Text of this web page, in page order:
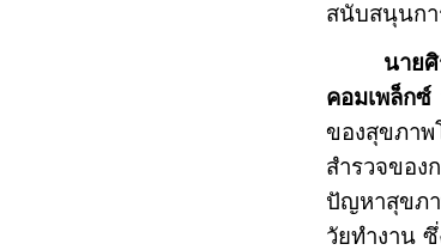
สนับสนุนกา
นาย
คอมเพล็กซ์
ของสุขภา
สำรวจขอ
ปัญหาสุขภ
วัยทำงาน